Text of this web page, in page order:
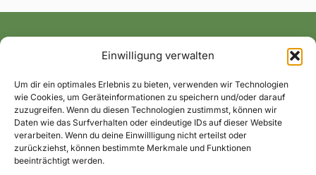
Einwilligung verwalten
Um dir ein optimales Erlebnis zu bieten, verwenden wir Technologien
wie Cookies, um Geräteinformationen zu speichern und/oder darauf
zuzugreifen. Wenn du diesen Technologien zustimmst, können wir
Daten wie das Surfverhalten oder eindeutige IDs auf dieser Website
verarbeiten. Wenn du deine Einwillligung nicht erteilst oder
zurückziehst, können bestimmte Merkmale und Funktionen
beeinträchtigt werden.
Alle News und Termine ins Postfach!